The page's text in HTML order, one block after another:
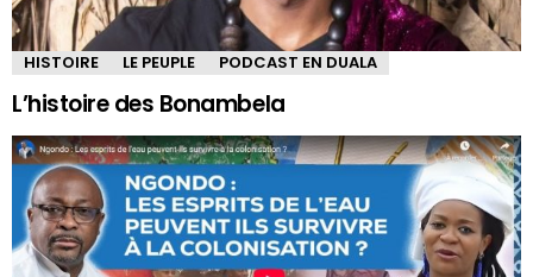
HISTOIRE LE PEUPLE PODCAST EN DUALA
L’histoire des Bonambela